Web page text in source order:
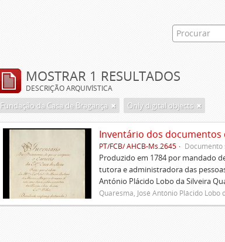
MOSTRAR 1 RESULTADOS
DESCRIÇÃO ARQUIVÍSTICA
Fundação da Casa de Bragança Only digital objects
Inventário dos documentos
PT/FCB/ AHCB-Ms.2645 Documento
Produzido em 1784 por mandado
tutora e administradora das
António Plácido Lobo da Silveira
Quaresma, José António Plácido Lobo